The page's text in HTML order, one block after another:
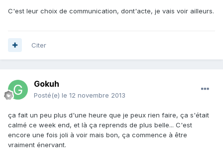
C'est leur choix de communication, dont'acte, je vais voir ailleurs.
Citer
Gokuh
Posté(e) le 12 novembre 2013
ça fait un peu plus d'une heure que je peux rien faire, ça s'était
calmé ce week end, et là ça reprends de plus belle... C'est
encore une fois joli à voir mais bon, ça commence à être
vraiment énervant.